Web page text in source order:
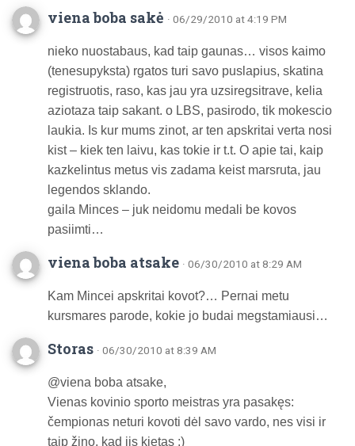
viena boba sakė · 06/29/2010 at 4:19 PM
nieko nuostabaus, kad taip gaunas… visos kaimo
(tenesupyksta) rgatos turi savo puslapius, skatina
registruotis, raso, kas jau yra uzsiregsitrave, kelia
aziotaza taip sakant. o LBS, pasirodo, tik mokescio
laukia. Is kur mums zinot, ar ten apskritai verta nosi
kist – kiek ten laivu, kas tokie ir t.t. O apie tai, kaip
kazkelintus metus vis zadama keist marsruta, jau
legendos sklando.
gaila Minces – juk neidomu medali be kovos
pasiimti…
viena boba atsake · 06/30/2010 at 8:29 AM
Kam Mincei apskritai kovot?… Pernai metu
kursmares parode, kokie jo budai megstamiausi…
Storas · 06/30/2010 at 8:39 AM
@viena boba atsake,
Vienas kovinio sporto meistras yra pasakęs:
čempionas neturi kovoti dėl savo vardo, nes visi ir
taip žino, kad jis kietas :)